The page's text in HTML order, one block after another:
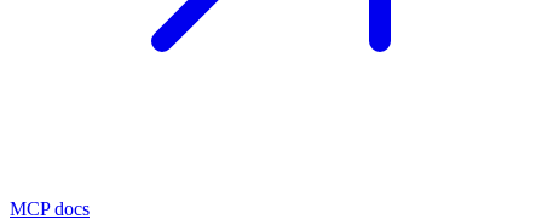
MCP docs